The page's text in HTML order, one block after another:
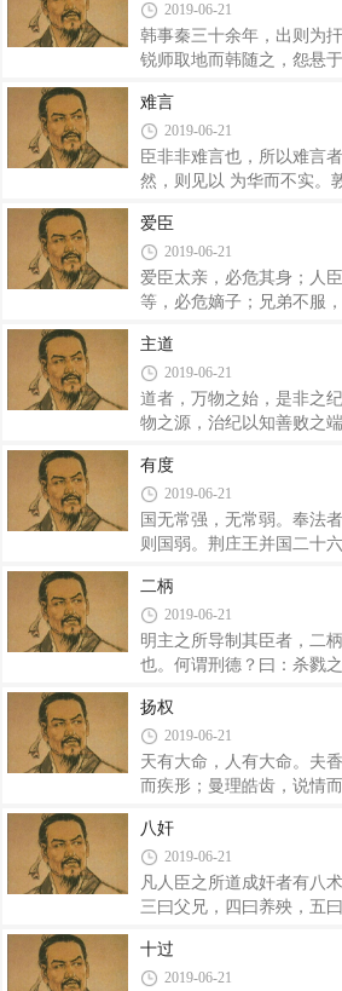
之。世有三亡，而天下得
曰：“以乱攻治者亡，以
亡”。今天下之府库不盈，
皆以言死。白刃在前，斧锧
非其士民不能死也，上不
则不行，赏罚不信，故士
2019-06-21
韩事秦三十余年，出则为
锐师取地而韩随之，怨悬
兵将伐韩。夫赵氏聚士卒
明秦不弱则诸 侯必灭宗庙
计也。今释赵之患，而攘
计矣。 夫韩，小国也，
筑城池以守固。今伐韩，
退，则权轻于天下，天下
之，赵据齐以为原，如此
难言
2019-06-21
臣非非难言也，所以难言
然，则见以 为华而不实。
无用。捴微说约，径省而
激急亲近，探知人情，则
博，妙远不测，则见以为
数言，则见以为陋。言而
敏辩给，繁于文采，则见
言，则见以为鄙。时称诗
诵。此臣非之所以难言
爱臣
2019-06-21
爱臣太亲，必危其身；人
等，必危嫡子；兄弟不服
乘之君无备，必有千乘之
国。是以奸臣蕃息，主道
子之害也；群臣之太富，
隆家，此君人者所外也。
外，不请于人，议之而得
富，则终于外也。此君
亡，周之卑，皆从诸候之
主道
2019-06-21
道者，万物之始，是非之
物之源，治纪以知善败之
言者自为名，有事者自为
焉，归之其情。故曰：君
臣自将雕琢；君无见其意
故曰：去好去恶，臣乃见
臣下之所因；有勇而不以
智而有明，去贤而有功，
官有常，因能而使之，是
有度
2019-06-21
国无常强，无常弱。奉法
则国弱。荆庄王并国二十
桓公之氓社稷也，而齐以
为国，袭涿、方城，残齐
者轻；襄王之氓社稷也，
救赵，取地河东；攻尽陶
走；蔡、召陵之事，荆军
冠带之国；安�?王死而魏
公，则荆、齐可以霸；有
可
二柄
2019-06-21
明主之所导制其臣者，二
也。何谓刑德？曰：杀戮
其威而归其利矣。故世之
之其主而罪之；所爱，则
非使赏罚之威利出于已也
国之人皆畏其臣而易其君
虎释其爪牙而使狗用之，
以刑德制臣者也。今君人
君反制于臣矣。故田常上
扬权
2019-06-21
天有大命，人有大命。夫
而疾形；曼理皓齿，说情
圣人执要，四方来效。虚
藏，道阴见阳。左右既立
二俱行。行之不已，是
宜，材者有所施，各处其
乃不方。矜而好能，下之
材。上下易用，国故不
八奸
2019-06-21
凡人臣之所道成奸者有八
三曰父兄，四曰养殃，五
子，便僻好色，此人主之
醉饱之时，而求其所欲，
十过
2019-06-21